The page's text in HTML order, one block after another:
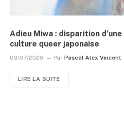
Adieu Miwa : disparition
culture queer japonaise
03/07/2026 Par Pascal Alex Vincent
LIRE LA SUITE